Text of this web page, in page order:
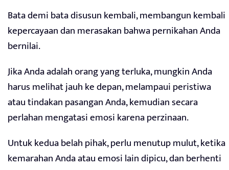
Bata demi bata disusun kembali, membangun kembali
kepercayaan dan merasakan bahwa pernikahan Anda
bernilai.
Jika Anda adalah orang yang terluka, mungkin Anda
harus melihat jauh ke depan, melampaui peristiwa
atau tindakan pasangan Anda, kemudian secara
perlahan mengatasi emosi karena perzinaan.
Untuk kedua belah pihak, perlu menutup mulut, ketika
kemarahan Anda atau emosi lain dipicu, dan berhenti